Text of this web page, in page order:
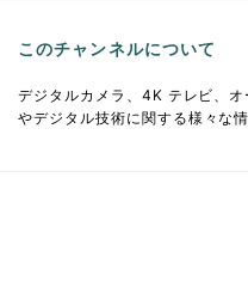
このチャンネルについて
デジタルカメラ、4K テレビ、
やデジタル技術に関する様々な情